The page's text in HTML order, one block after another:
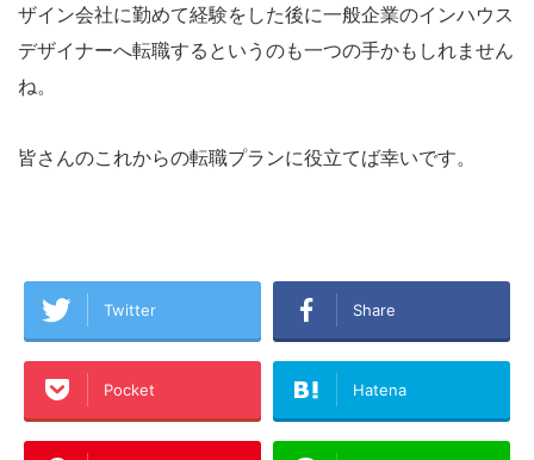
ザイン会社に勤めて経験をした後に一般企業のインハウス
デザイナーへ転職するというのも一つの手かもしれません
ね。
皆さんのこれからの転職プランに役立てば幸いです。
Twitter Share
Pocket Hatena